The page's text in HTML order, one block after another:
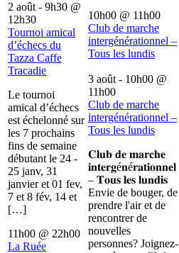
2 août - 9h30 @
12h30
Tournoi amical
d’échecs du
Tazza Caffe
Tracadie
Le tournoi
amical d’échecs
est échelonné sur
les 7 prochains
fins de semaine
débutant le 24 -
25 janv, 31
janvier et 01 fev,
7 et 8 fév, 14 et
[…]
11h00 @ 22h00
La Ruée
10h00 @ 11h00
Club de marche
intergénérationnel –
Tous les lundis
3 août - 10h00 @
11h00
Club de marche
intergénérationnel –
Tous les lundis
𝐂𝐥𝐮𝐛 𝐝𝐞 𝐦𝐚𝐫𝐜𝐡𝐞
𝐢𝐧𝐭𝐞𝐫𝐠é𝐧é𝐫𝐚𝐭𝐢𝐨𝐧𝐧𝐞𝐥
– 𝐓𝐨𝐮𝐬 𝐥𝐞𝐬 𝐥𝐮𝐧𝐝𝐢𝐬
Envie de bouger, de
prendre l'air et de
rencontrer de
nouvelles
personnes? Joignez-